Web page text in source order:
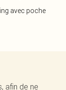
avec poche
afin de ne